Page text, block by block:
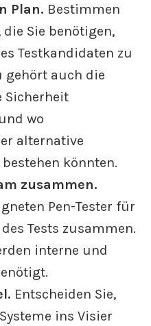
Plan. Bestimmen
die Sie benötigen,
Testkandidaten zu
gehört auch die
Sicherheit
wo
alternative
könnten.
zusammen.
Pen-Tester für
Tests zusammen.
interne und
Entscheiden Sie,
ins Visier